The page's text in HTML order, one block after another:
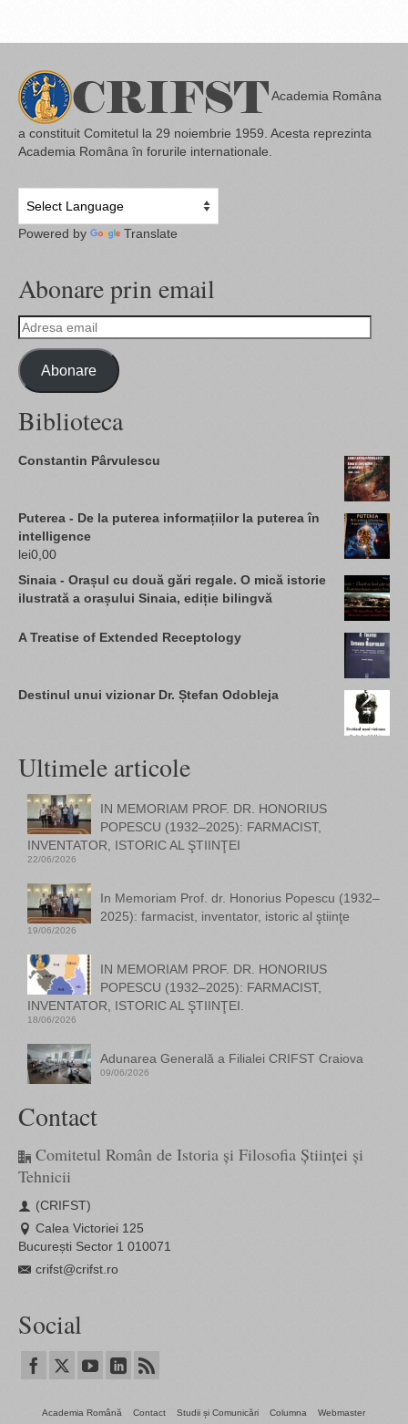
Academia Româna
a constituit Comitetul la 29 noiembrie 1959. Acesta reprezinta
Academia Româna în forurile internationale.
Powered by Translate
Abonare prin email
Adresa
email
Abonare
Biblioteca
Constantin Pârvulescu
Puterea - De la puterea informațiilor la puterea în
intelligence
lei0,00
Sinaia - Orașul cu două gări regale. O mică istorie
ilustrată a orașului Sinaia, ediție bilingvă
A Treatise of Extended Receptology
Destinul unui vizionar Dr. Ștefan Odobleja
Ultimele articole
IN MEMORIAM PROF. DR. HONORIUS
POPESCU (1932–2025): FARMACIST,
INVENTATOR, ISTORIC AL ŞTIINŢEI
22/06/2026
In Memoriam Prof. dr. Honorius Popescu (1932–
2025): farmacist, inventator, istoric al ştiinţe
19/06/2026
IN MEMORIAM PROF. DR. HONORIUS
POPESCU (1932–2025): FARMACIST,
INVENTATOR, ISTORIC AL ŞTIINŢEI.
18/06/2026
Adunarea Generală a Filialei CRIFST Craiova
09/06/2026
Contact
Comitetul Român de Istoria și Filosofia Științei și
Tehnicii
(CRIFST)
Calea Victoriei 125
București Sector 1 010071
crifst@crifst.ro
Social
Academia Română Contact Studii și Comunicări Columna Webmaster